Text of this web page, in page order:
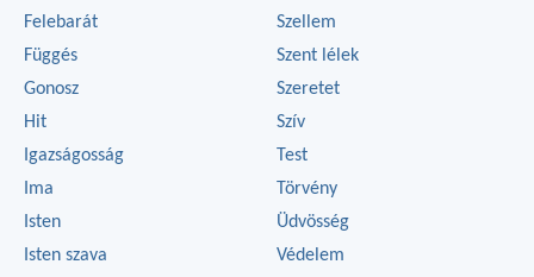
Felebarát
Függés
Gonosz
Hit
Igazságosság
Ima
Isten
Isten szava
Szellem
Szent lélek
Szeretet
Szív
Test
Törvény
Üdvösség
Védelem